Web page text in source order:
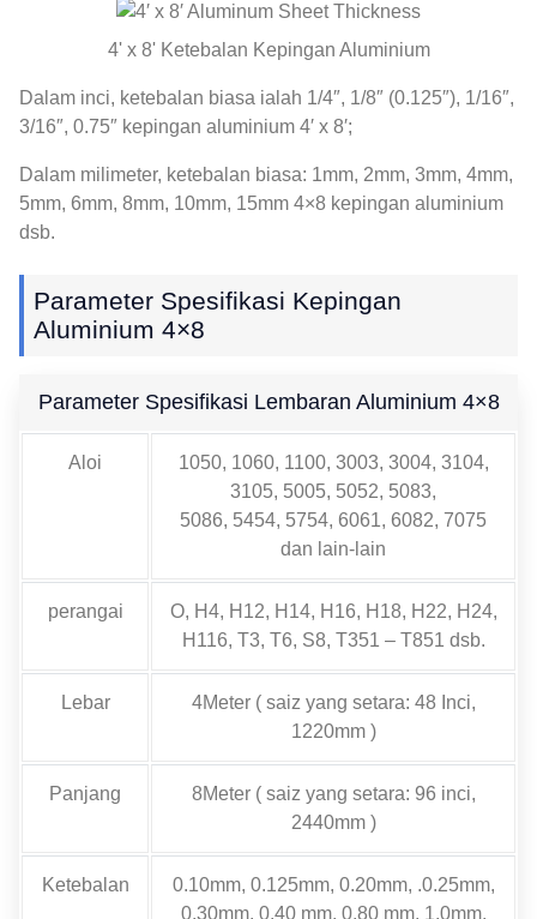
4' x 8' Ketebalan Kepingan Aluminium
Dalam inci, ketebalan biasa ialah 1/4″, 1/8″ (0.125″), 1/16″,
3/16″, 0.75″ kepingan aluminium 4′ x 8′;
Dalam milimeter, ketebalan biasa: 1mm, 2mm, 3mm, 4mm,
5mm, 6mm, 8mm, 10mm, 15mm 4×8 kepingan aluminium
dsb.
Parameter Spesifikasi Kepingan
Aluminium 4×8
Parameter Spesifikasi Lembaran Aluminium 4×8
Aloi
1050, 1060, 1100, 3003, 3004, 3104,
3105, 5005, 5052, 5083,
5086, 5454, 5754, 6061, 6082, 7075
dan lain-lain
perangai
O, H4, H12, H14, H16, H18, H22, H24,
H116, T3, T6, S8, T351 – T851 dsb.
Lebar
4Meter ( saiz yang setara: 48 Inci,
1220mm )
Panjang
8Meter ( saiz yang setara: 96 inci,
2440mm )
Ketebalan
0.10mm, 0.125mm, 0.20mm, .0.25mm,
0.30mm, 0.40 mm, 0.80 mm, 1.0mm,